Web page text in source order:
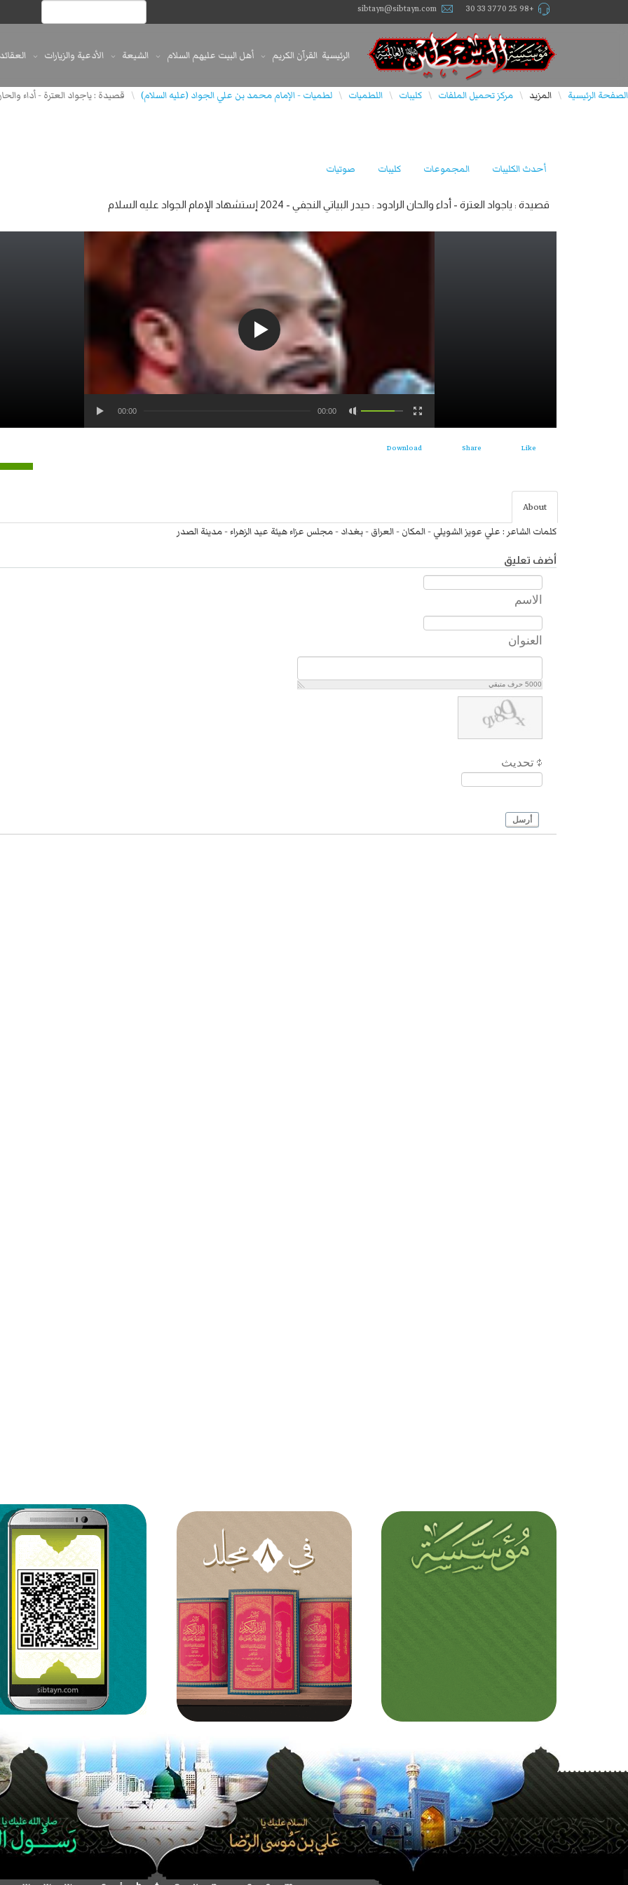
+98 25 3770 33 30
sibtayn@sibtayn.com
الرئيسية القرآن الكريم أهل البيت عليهم السلام الشيعة الأدعية والزيارات العقائد
الصفحة الرئيسية \ المزيد \ مركز تحميل الملفات \ كليبات \ اللطميات \ لطميات - الإمام محمد بن علي الجواد (عليه السلام) \ قصيدة : ياجواد العترة - أداء والحان الرادود : حيدر
أحدث الكليبات المجموعات كليبات صوتيات
قصيدة : ياجواد العترة - أداء والحان الرادود : حيدر البياتي النجفي - 2024 إستشهاد الإمام الجواد عليه السلام
00:00 00:00
Like
Share
Download
About
كلمات الشاعر : علي عويز الشويلي - المكان - العراق - بغداد - مجلس عزاء هيئة عيد الزهراء - مدينة الصدر
أضف تعليق
الاسم
العنوان
5000 حرف متبقي
تحديث
أرسل